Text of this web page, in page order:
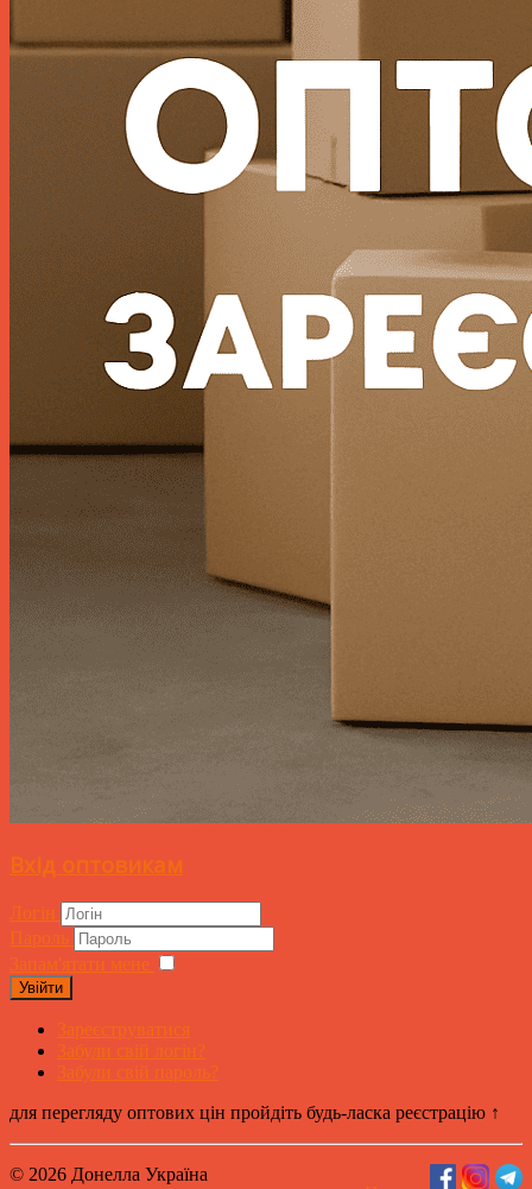
Вхід оптовикам
Логін
Пароль
Запам'ятати мене
Увійти
Зареєструватися
Забули свій логін?
Забули свій пароль?
для перегляду оптових цін пройдіть будь-ласка реєстрацію ↑
© 2026 Донелла Україна